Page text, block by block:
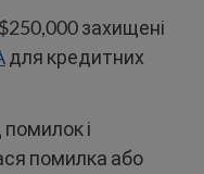
захищені
для кредитних
помилок і
помилка або